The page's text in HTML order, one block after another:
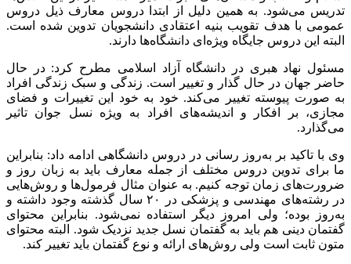
تدریس می‌شود. به همین دلیل از ابتدا دروس معارف ذیل دروس
عمومی با هدف تقویب بنیه اعتقادی دانشجویان تدوین شده است.
البته این دروس جایگاه ویژه‌ای دانشگاه‌ها دارند.
مسئول نهاد هبری در دانشگاه آزاد اسلامی مطرح کرد: در حال
حاضر جهان در حال گذار و تغییر است. زندگی و سبک زندگی افراد
به صورت پیوسته تغییر می‌کند. خود به خود این تغییرات و فضای
مجازی، بر افکار و اندیشه‌های افراد به ویژه نسل جوان تاثیر
می‌گذارد.
وی با تاکید بر به‌روز رسانی در دروس دانشگاهی ادامه داد: بنابراین
ما برای تدوین دروس مختلف از جمله معارف باید به زبان روز و
ضرورت‌های زمان توجه کنیم. به عنوان مثال فرمول‌ها و روش‌هایی
در رشته‌های مهندسی و پزشکی در ۲۰ سال گذشته وجود داشته و
به‌روز بوده؛ ولی امروز دیگر استفاده نمی‌شود. بنابراین محتوای
گفتمان دینی هم باید به گفتمان نسل جدید نزدیک شود. البته محتوای
متون ثابت است ولی روش‌های ارائه و نوع گفتمان باید تغییر کند.